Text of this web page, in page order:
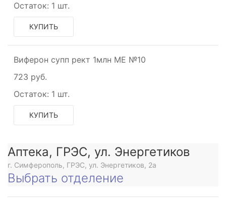
Остаток: 1 шт.
КУПИТЬ
Виферон супп рект 1млн МЕ №10
723 руб.
Остаток: 1 шт.
КУПИТЬ
Аптека, ГРЭС, ул. Энергетиков
г. Симферополь, ГРЭС, ул. Энергетиков, 2а
Выбрать отделение